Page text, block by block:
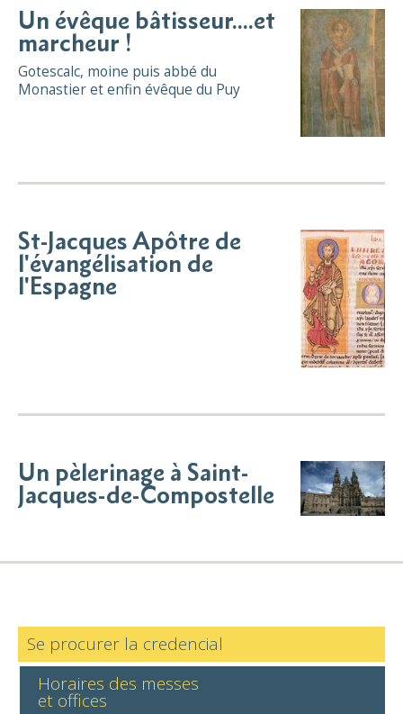
Un évêque bâtisseur....et
marcheur !
Gotescalc, moine puis abbé du
Monastier et enfin évêque du Puy
St-Jacques Apôtre de
l'évangélisation de
l'Espagne
Un pèlerinage à Saint-
Jacques-de-Compostelle
Se procurer la credencial
Horaires des messes
et offices